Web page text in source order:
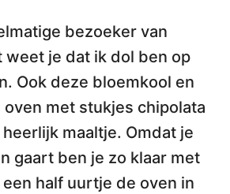
bezoeker van
weet je dat ik dol ben op
Ook deze bloemkool en
met stukjes chipolata
maaltje. Omdat je
gaart ben je zo klaar met
half uurtje de oven in